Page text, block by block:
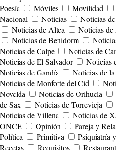
Poesía
Móviles Movilidad
Nacional
Noticias Noticias
Noticias de Altea
Noticias de
Noticias de Benidorm
Noticias de Calpe
Noticias de
Noticias de El Salvador
Noticias
Noticias de Gandía
Noticias de
Noticias de Monforte del Cid
Novelda
Noticias de Orihuela
de Sax
Noticias de Torrevieja
Noticias de Villena
Noticias de
ONCE
Opinión Pareja y
Política
Primitiva Psiquiatría
Recetas
Requisitos